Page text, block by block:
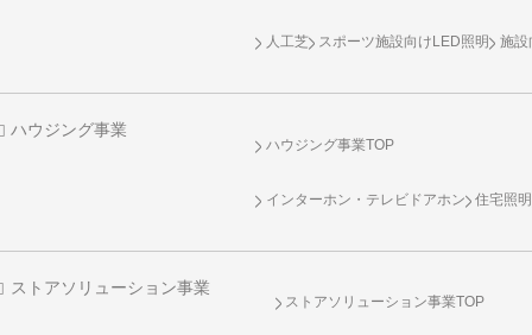
人工芝 スポーツ施設向けLED照明 施設
ハウジング事業
ハウジング事業TOP
インターホン・テレビドアホン 住宅照明
ストアソリューション事業
ストアソリューション事業TOP